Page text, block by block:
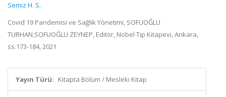
Semiz H. S.
Covid 19 Pandemisi ve Sağlık Yönetimi, SOFUOĞLU
TURHAN,SOFUOĞLU ZEYNEP, Editör, Nobel Tıp Kitapevi, Ankara,
ss.173-184, 2021
Yayın Türü: Kitapta Bölüm / Mesleki Kitap